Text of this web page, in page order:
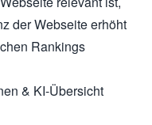
der Webseite erhöht
Rankings
& KI-Übersicht